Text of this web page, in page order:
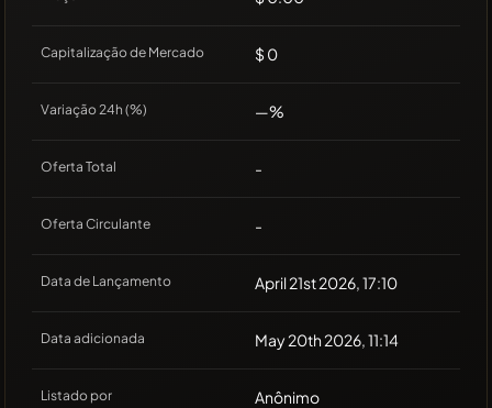
Capitalização de Mercado $ 0
Variação 24h (%) —%
Oferta Total -
Oferta Circulante -
Data de Lançamento April 21st 2026, 17:10
Data adicionada May 20th 2026, 11:14
Listado por Anônimo